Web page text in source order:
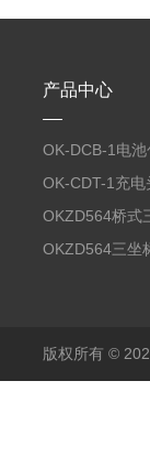
产品中心
OK-DCB-1电
测试系统
OK-CDT-1充电
宝测试系统
OKZD564桥式
测量仪
OKZD564三坐
版权所有 ©